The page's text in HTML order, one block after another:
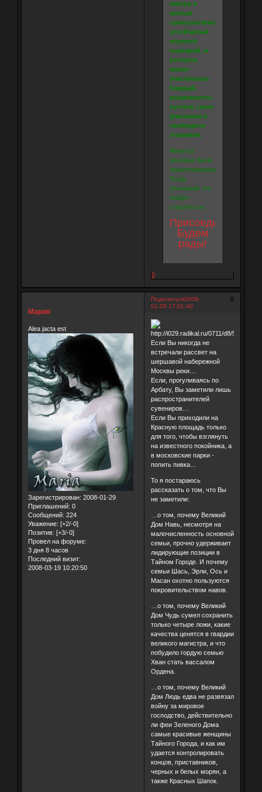
юмора и
милым
сумасшествием,
устойчивый
игровой
сценарий, в
котором
может
участвовать
Каждый,
возможность
пустить свою
фантазию в
свободное
плавание.
Минусы:
реклама была
проигнорирована?
Тогда
писавший это
пойдет
стреляться.
Присоединяйтесь!
Будем
рады!
0
Поделиться 8
2008-
01-29 17:01:40
Мария
Alea jacta est
Зарегистрирован: 2008-01-29
Приглашений: 0
Сообщений: 224
Уважение: [+2/-0]
Позитив: [+3/-0]
Провел на форуме:
3 дня 8 часов
Последний визит:
2008-03-19 10:20:50
Если Вы никогда не
встречали рассвет на
шершавой набережной
Москвы реки…
Если, прогуливаясь по
Арбату, Вы заметили лишь
распространителей
сувениров…
Если Вы приходили на
Красную площадь только
для того, чтобы взглянуть
на известного покойника, а
в московские парки -
попить пивка…
То я постараюсь
рассказать о том, что Вы
не заметили:
…о том, почему Великий
Дом Навь, несмотря на
малочисленность основной
семьи, прочно удерживает
лидирующие позиции в
Тайном Городе. И почему
семьи Шась, Эрли, Ось и
Масан охотно пользуются
покровительством навов.
…о том, почему Великий
Дом Чудь сумел сохранить
только четыре ложи, какие
качества ценятся в гвардии
великого магистра, и что
побудило гордую семью
Хван стать вассалом
Ордена.
…о том, почему Великий
Дом Людь едва не развязал
войну за мировое
господство, действительно
ли феи Зеленого Дома
самые красивые женщины
Тайного Города, и как им
удается контролировать
концов, приставников,
черных и белых морян, а
также Красных Шапок.